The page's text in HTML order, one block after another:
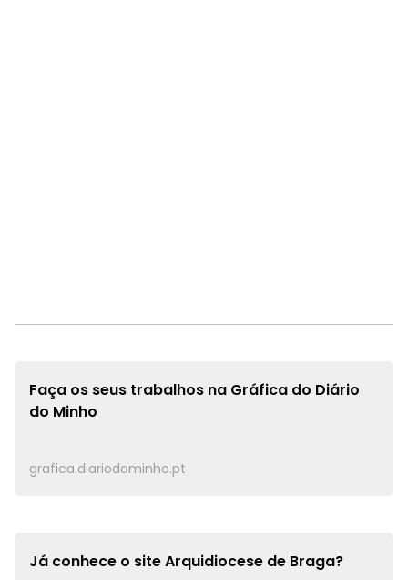
Faça os seus trabalhos na Gráfica do Diário
do Minho
grafica.diariodominho.pt
Já conhece o siteArquidiocese de Braga?